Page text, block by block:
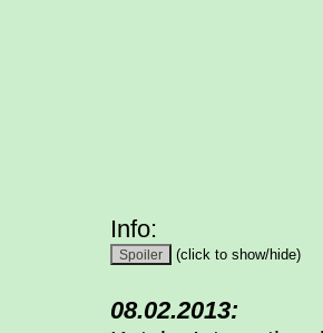
Info:
(click to show/hide)
08.02.2013: